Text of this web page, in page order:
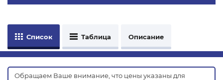
Список Таблица Описание
Обращаем Ваше внимание, что цены указаны для